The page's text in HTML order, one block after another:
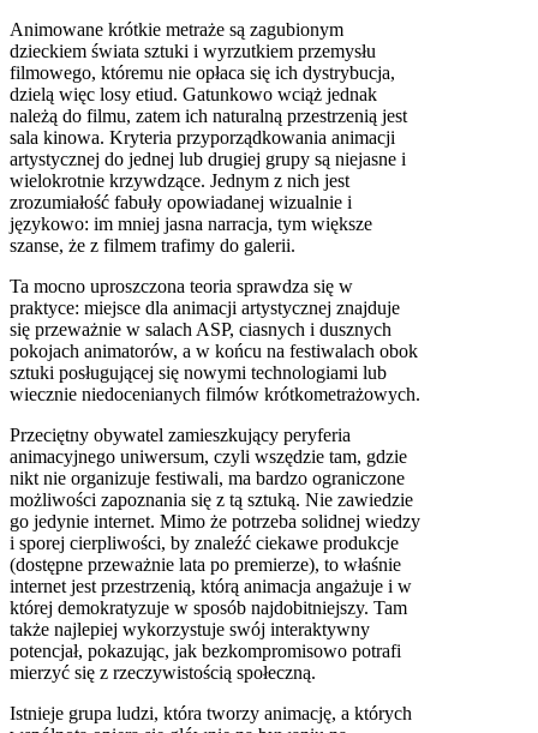
Animowane krótkie metraże są zagubionym
dzieckiem świata sztuki i wyrzutkiem przemysłu
filmowego, któremu nie opłaca się ich dystrybucja,
dzielą więc losy etiud. Gatunkowo wciąż jednak
należą do filmu, zatem ich naturalną przestrzenią jest
sala kinowa. Kryteria przyporządkowania animacji
artystycznej do jednej lub drugiej grupy są niejasne i
wielokrotnie krzywdzące. Jednym z nich jest
zrozumiałość fabuły opowiadanej wizualnie i
językowo: im mniej jasna narracja, tym większe
szanse, że z filmem trafimy do galerii.
Ta mocno uproszczona teoria sprawdza się w
praktyce: miejsce dla animacji artystycznej znajduje
się przeważnie w salach ASP, ciasnych i dusznych
pokojach animatorów, a w końcu na festiwalach obok
sztuki posługującej się nowymi technologiami lub
wiecznie niedocenianych filmów krótkometrażowych.
Przeciętny obywatel zamieszkujący peryferia
animacyjnego uniwersum, czyli wszędzie tam, gdzie
nikt nie organizuje festiwali, ma bardzo ograniczone
możliwości zapoznania się z tą sztuką. Nie zawiedzie
go jedynie internet. Mimo że potrzeba solidnej wiedzy
i sporej cierpliwości, by znaleźć ciekawe produkcje
(dostępne przeważnie lata po premierze), to właśnie
internet jest przestrzenią, którą animacja angażuje i w
której demokratyzuje w sposób najdobitniejszy. Tam
także najlepiej wykorzystuje swój interaktywny
potencjał, pokazując, jak bezkompromisowo potrafi
mierzyć się z rzeczywistością społeczną.
Istnieje grupa ludzi, która tworzy animację, a których